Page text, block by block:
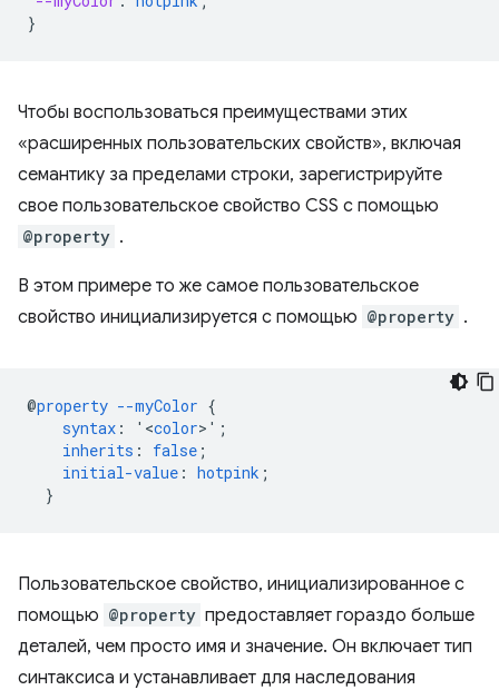
}
Чтобы воспользоваться преимуществами этих
«расширенных пользовательских свойств», включая
семантику за пределами строки, зарегистрируйте
свое пользовательское свойство CSS с помощью
@property .
В этом примере то же самое пользовательское
свойство инициализируется с помощью @property .
@property --myColor {
syntax : '<color>' ;
inherits : false ;
initial-value : hotpink ;
}
Пользовательское свойство, инициализированное с
помощью @property предоставляет гораздо больше
деталей, чем просто имя и значение. Он включает тип
синтаксиса и устанавливает для наследования